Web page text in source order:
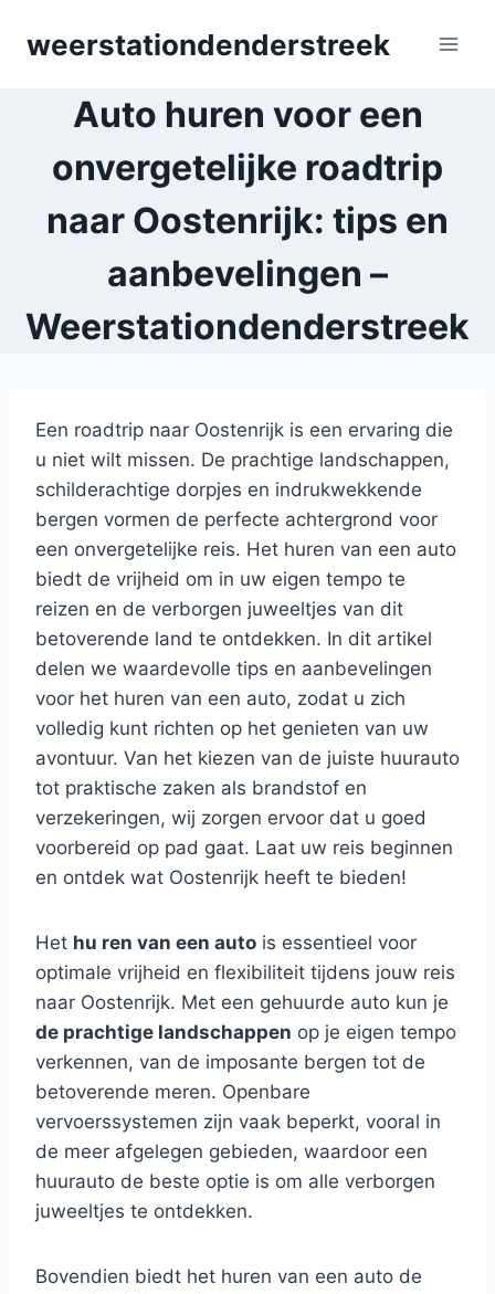
weerstationdenderstreek
Auto huren voor een
onvergetelijke roadtrip
naar Oostenrijk: tips en
aanbevelingen –
Weerstationdenderstreek
Een roadtrip naar Oostenrijk is een ervaring die
u niet wilt missen. De prachtige landschappen,
schilderachtige dorpjes en indrukwekkende
bergen vormen de perfecte achtergrond voor
een onvergetelijke reis. Het huren van een auto
biedt de vrijheid om in uw eigen tempo te
reizen en de verborgen juweeltjes van dit
betoverende land te ontdekken. In dit artikel
delen we waardevolle tips en aanbevelingen
voor het huren van een auto, zodat u zich
volledig kunt richten op het genieten van uw
avontuur. Van het kiezen van de juiste huurauto
tot praktische zaken als brandstof en
verzekeringen, wij zorgen ervoor dat u goed
voorbereid op pad gaat. Laat uw reis beginnen
en ontdek wat Oostenrijk heeft te bieden!
Het hu ren van een auto is essentieel voor
optimale vrijheid en flexibiliteit tijdens jouw reis
naar Oostenrijk. Met een gehuurde auto kun je
de prachtige landschappen op je eigen tempo
verkennen, van de imposante bergen tot de
betoverende meren. Openbare
vervoerssystemen zijn vaak beperkt, vooral in
de meer afgelegen gebieden, waardoor een
huurauto de beste optie is om alle verborgen
juweeltjes te ontdekken.
Bovendien biedt het huren van een auto de